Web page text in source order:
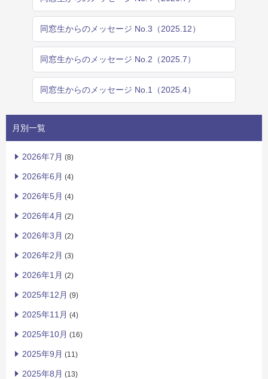
同窓生からのメッセージ No.3（2025.12）
同窓生からのメッセージ No.2（2025.7）
同窓生からのメッセージ No.1（2025.4）
月別一覧
2026年7月 (8)
2026年6月 (4)
2026年5月 (4)
2026年4月 (2)
2026年3月 (2)
2026年2月 (3)
2026年1月 (2)
2025年12月 (9)
2025年11月 (4)
2025年10月 (16)
2025年9月 (11)
2025年8月 (13)